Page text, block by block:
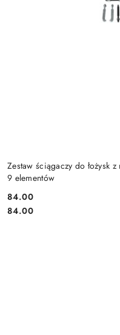
Zestaw ściągaczy do łożysk
9 elementów
Cena:
84.00
Cena:
84.00